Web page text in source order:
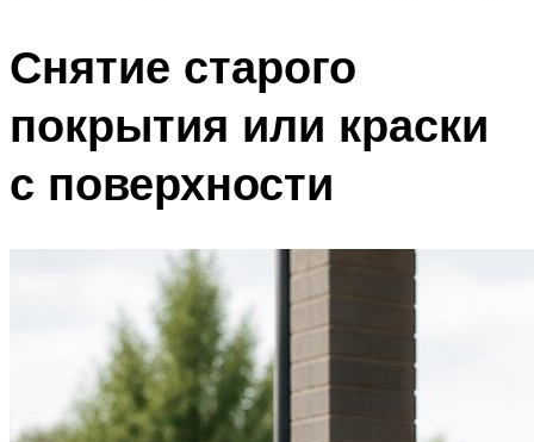
Снятие старого
покрытия или краски
с поверхности